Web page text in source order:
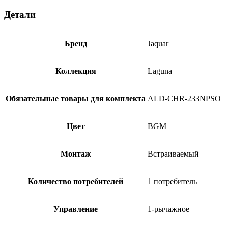
Детали
Бренд Jaquar
Коллекция Laguna
Обязательные товары для комплекта ALD-CHR-233NPSO
Цвет BGM
Монтаж Встраиваемый
Количество потребителей 1 потребитель
Управление 1-рычажное